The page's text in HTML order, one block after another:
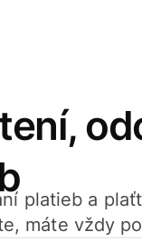
platieb a
máte vždy